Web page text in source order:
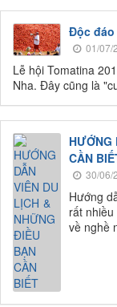
Độc đáo
01/07/
Lễ hội Tomatina
Nha. Đây cũng là
HƯỚNG
CẦN
30/06/
Hướng
rất
về nghề